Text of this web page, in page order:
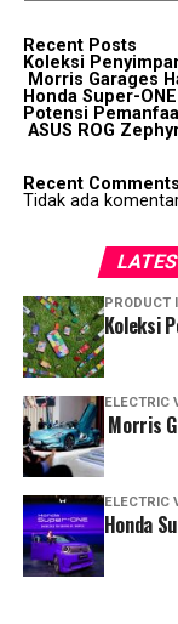
Recent Posts
Koleksi
Morris Garages
Honda Super-
Potensi
ASUS ROG
Recent Comments
Tidak ada
PRODUCT
Koleksi
ELECTRIC
Morris
ELECTRIC
Honda